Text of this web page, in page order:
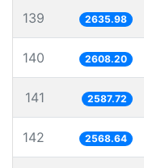
139 2635.98
140 2608.20
141 2587.72
142 2568.64